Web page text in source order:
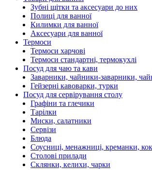
Зубні щітки та аксесуари до них
Полиці для ванної
Килимки для ванної
Аксесуари для ванної
Термоси
Термоси харчові
Термоси стандартні, термокухлі
Посуд для чаю та кави
Заварники, чайники-заварники,
Гейзерні кавоварки, турки
Посуд для сервірування столу
Графіни та глечики
Тарілки
Миски, салатники
Сервізи
Блюда
Соусниці, менажниці, креманки,
Столові прилади
Склянки, келихи, чарки